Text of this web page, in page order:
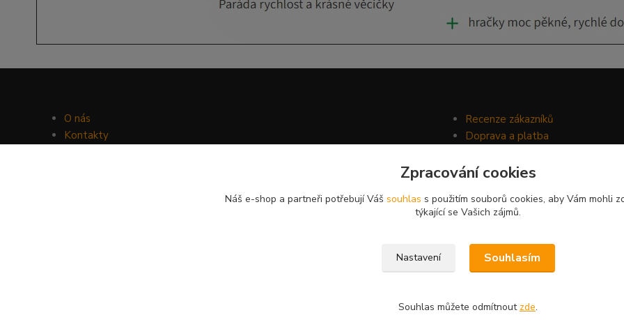
O nás
Kontakty
Recenze zákazníků
Doprava a platba
Obchodní podmínky
Zpracování cookies
Náš e-shop a partneři potřebují Váš souhlas s použitím souborů cookies, aby Vám mohli
týkající se Vašich zájmů.
Nastavení Souhlasím
Souhlas můžete odmítnout zde.